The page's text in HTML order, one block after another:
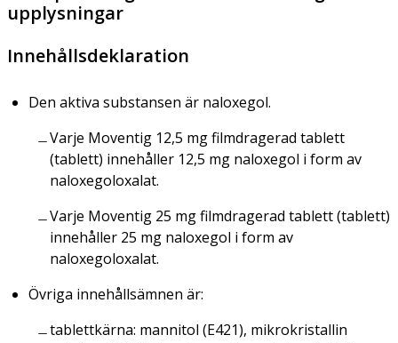
upplysningar
Innehållsdeklaration
Den aktiva substansen är naloxegol.
Varje Moventig 12,5 mg filmdragerad tablett
(tablett) innehåller 12,5 mg naloxegol i form av
naloxegoloxalat.
Varje Moventig 25 mg filmdragerad tablett (tablett)
innehåller 25 mg naloxegol i form av
naloxegoloxalat.
Övriga innehållsämnen är:
tablettkärna: mannitol (E421), mikrokristallin